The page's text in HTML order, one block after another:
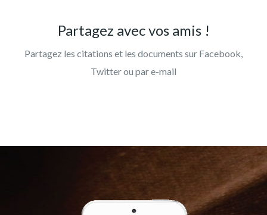
Partagez avec vos amis !
Partagez les citations et les documents sur Facebook,
Twitter ou par e-mail